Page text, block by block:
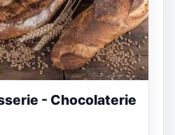
- Chocolaterie